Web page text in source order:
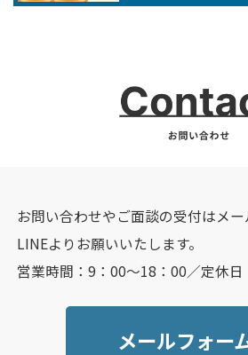
お問い合わせやご面談の受付はメ
LINEよりお願いいたします。
営業時間：9：00～18：00／定休日
メールフォー